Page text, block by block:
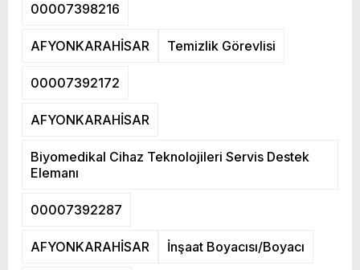
00007398216
AFYONKARAHİSAR Temizlik Görevlisi
00007392172
AFYONKARAHİSAR
Biyomedikal Cihaz Teknolojileri Servis Destek
Elemanı
00007392287
AFYONKARAHİSAR İnşaat Boyacısı/Boyacı